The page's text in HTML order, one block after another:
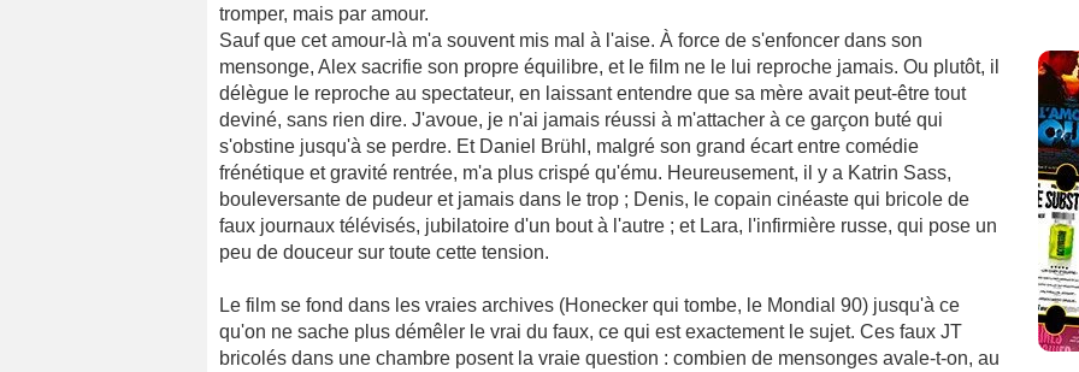
tromper, mais par amour.
Sauf que cet amour-là m'a souvent mis mal à l'aise. À force de s'enfoncer dans son
mensonge, Alex sacrifie son propre équilibre, et le film ne le lui reproche jamais. Ou plutôt, il
délègue le reproche au spectateur, en laissant entendre que sa mère avait peut-être tout
deviné, sans rien dire. J'avoue, je n'ai jamais réussi à m'attacher à ce garçon buté qui
s'obstine jusqu'à se perdre. Et Daniel Brühl, malgré son grand écart entre comédie
frénétique et gravité rentrée, m'a plus crispé qu'ému. Heureusement, il y a Katrin Sass,
bouleversante de pudeur et jamais dans le trop ; Denis, le copain cinéaste qui bricole de
faux journaux télévisés, jubilatoire d'un bout à l'autre ; et Lara, l'infirmière russe, qui pose un
peu de douceur sur toute cette tension.
Le film se fond dans les vraies archives (Honecker qui tombe, le Mondial 90) jusqu'à ce
qu'on ne sache plus démêler le vrai du faux, ce qui est exactement le sujet. Ces faux JT
bricolés dans une chambre posent la vraie question : combien de mensonges avale-t-on, au